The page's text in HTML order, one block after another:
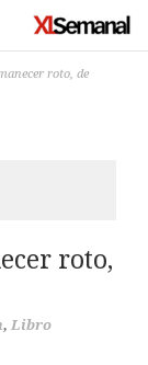
roto, de
roto,
, Libro